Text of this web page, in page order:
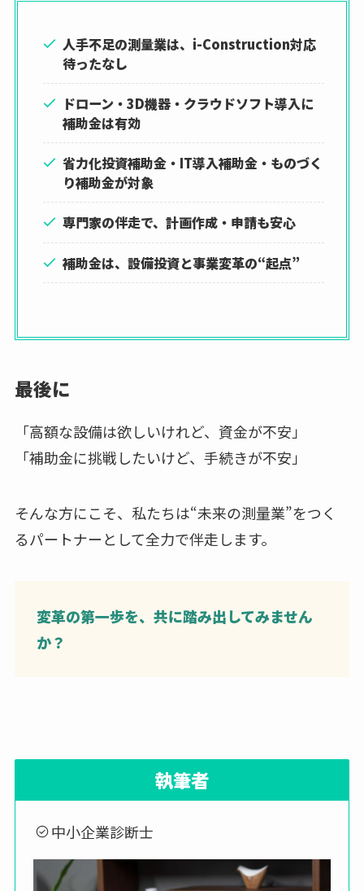
人手不足の測量業は、i-Construction対応
待ったなし
ドローン・3D機器・クラウドソフト導入に
補助金は有効
省力化投資補助金・IT導入補助金・ものづく
り補助金が対象
専門家の伴走で、計画作成・申請も安心
補助金は、設備投資と事業変革の“起点”
最後に
「高額な設備は欲しいけれど、資金が不安」
「補助金に挑戦したいけど、手続きが不安」
そんな方にこそ、私たちは“未来の測量業”をつく
るパートナーとして全力で伴走します。
変革の第一歩を、共に踏み出してみません
か？
執筆者
中小企業診断士